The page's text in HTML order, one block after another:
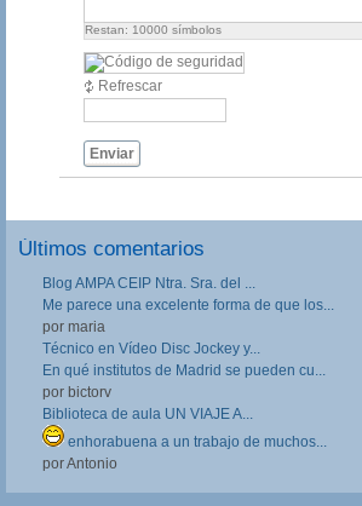
Restan: 10000 símbolos
Refrescar
Enviar
Últimos comentarios
Blog AMPA CEIP Ntra. Sra. del ...
Me parece una excelente forma de que los...
por maria
Técnico en Vídeo Disc Jockey y...
En qué institutos de Madrid se pueden cu...
por bictorv
Biblioteca de aula UN VIAJE A...
enhorabuena a un trabajo de muchos...
por Antonio